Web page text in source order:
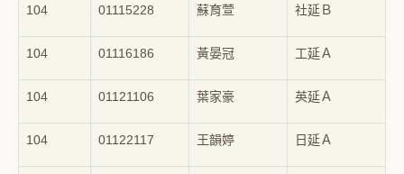
104 01115228 蘇育萱 社延Ｂ
104 01116186 黃晏冠 工延Ａ
104 01121106 葉家豪 英延Ａ
104 01122117 王韻婷 日延Ａ